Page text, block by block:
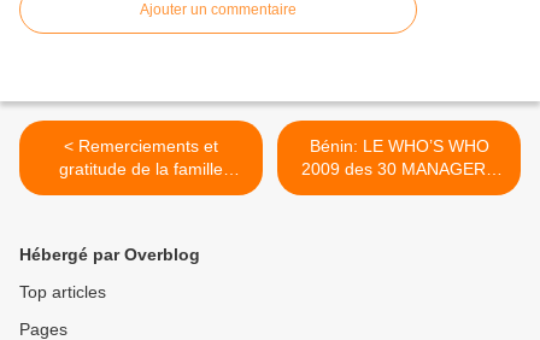
Ajouter un commentaire
< Remerciements et
gratitude de la famille
DELIDJI
Bénin: LE WHO’S WHO
2009 des 30 MANAGERS
du roi BONI 1er >
Hébergé par Overblog
Top articles
Pages